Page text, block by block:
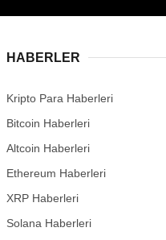
HABERLER
Kripto Para Haberleri
Bitcoin Haberleri
Altcoin Haberleri
Ethereum Haberleri
XRP Haberleri
Solana Haberleri